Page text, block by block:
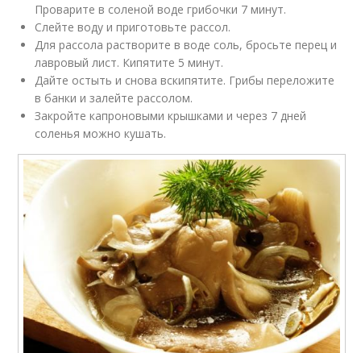
Проварите в соленой воде грибочки 7 минут.
Слейте воду и приготовьте рассол.
Для рассола растворите в воде соль, бросьте перец и
лавровый лист. Кипятите 5 минут.
Дайте остыть и снова вскипятите. Грибы переложите
в банки и залейте рассолом.
Закройте капроновыми крышками и через 7 дней
соленья можно кушать.